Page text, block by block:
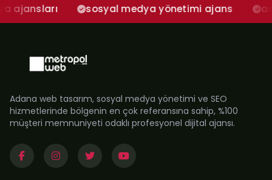
sosyal medya yönetimi ajans adana
Adana web tasarım, sosyal medya yönetimi ve SEO
hizmetlerinde bölgenin en çok referansına sahip, %100
müşteri memnuniyeti odaklı profesyonel dijital ajansı.